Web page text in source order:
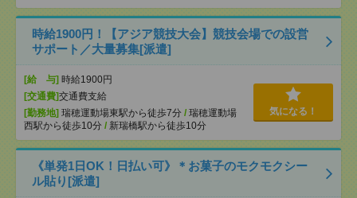
時給1900円！【アジア競技大会】競技会場での設営
サポート／大量募集[派遣]
[給 与] 時給1900円
[交通費]交通費支給
[勤務地] 瑞穂運動場東駅から徒歩7分 / 瑞穂運動場
西駅から徒歩10分 / 新瑞橋駅から徒歩10分
気になる！
《単発1日OK！日払い可》＊お菓子のモクモクシー
ル貼り[派遣]